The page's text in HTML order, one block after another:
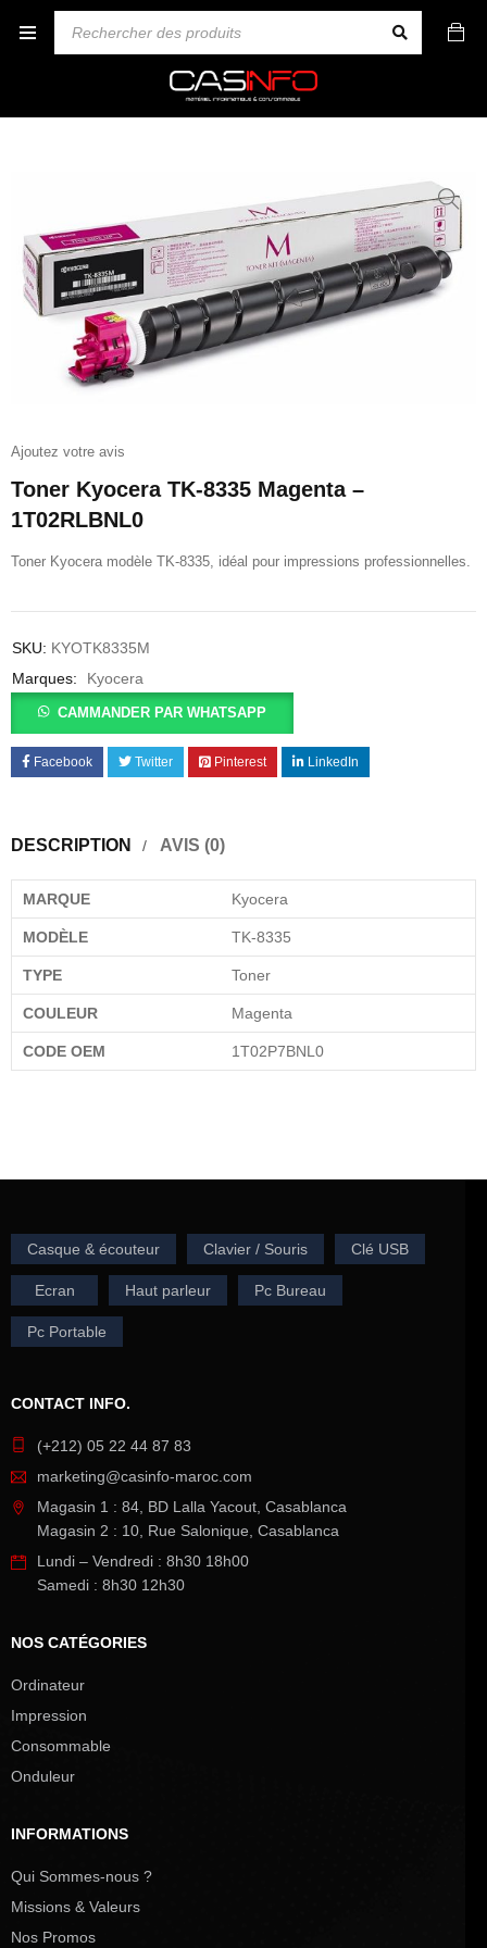
Ajoutez votre avis
Toner Kyocera TK-8335 Magenta –
1T02RLBNL0
Toner Kyocera modèle TK-8335, idéal pour impressions professionnelles.
SKU: KYOTK8335M
Marques:
Kyocera
CAMMANDER PAR WHATSAPP
Facebook Twitter Pinterest LinkedIn
DESCRIPTION AVIS (0)
MARQUE Kyocera
MODÈLE TK-8335
TYPE Toner
COULEUR Magenta
CODE OEM 1T02P7BNL0
Casque & écouteur Clavier / Souris Clé USB
Ecran Haut parleur Pc Bureau
Pc Portable
CONTACT INFO.
(+212) 05 22 44 87 83
marketing@casinfo-maroc.com
Magasin 1 : 84, BD Lalla Yacout, Casablanca
Magasin 2 : 10, Rue Salonique, Casablanca
Lundi – Vendredi : 8h30 18h00
Samedi : 8h30 12h30
NOS CATÉGORIES
Ordinateur
Impression
Consommable
Onduleur
INFORMATIONS
Qui Sommes-nous ?
Missions & Valeurs
Nos Promos